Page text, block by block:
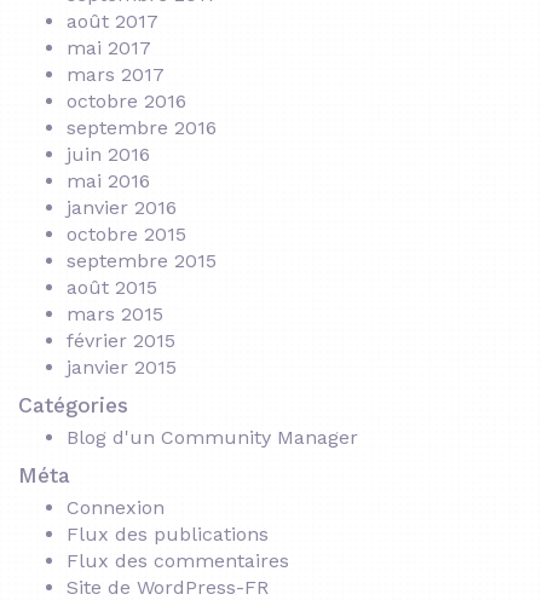
août 2017
mai 2017
mars 2017
octobre 2016
septembre 2016
juin 2016
mai 2016
janvier 2016
octobre 2015
septembre 2015
août 2015
mars 2015
février 2015
janvier 2015
Catégories
Blog d'un Community Manager
Méta
Connexion
Flux des publications
Flux des commentaires
Site de WordPress-FR